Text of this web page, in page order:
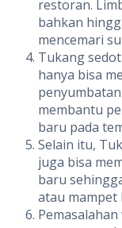
restoran.
bahkan
mencemari
Tukang
hanya bisa
membantu
baru pada
Selain itu,
juga bisa
baru
atau mampet